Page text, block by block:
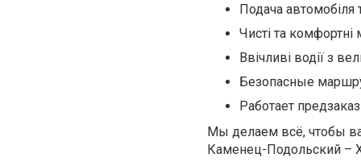
Подача автомобіля
Чисті та
Ввічливі водії з
Безопасные
Работает
Мы делаем всё, чтобы
Каменец-Подольский –